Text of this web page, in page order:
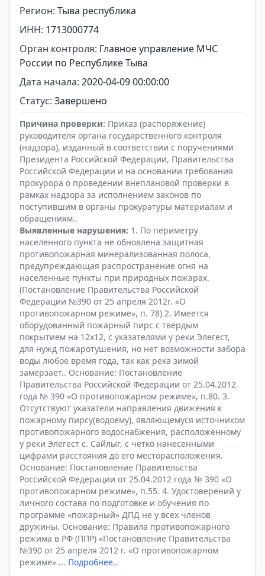
Регион: Тыва республика
ИНН: 1713000774
Орган контроля: Главное управление МЧС
России по Республике Тыва
Дата начала: 2020-04-09 00:00:00
Статус: Завершено
Причина проверки: Приказ (распоряжение)
руководителя органа государственного контроля
(надзора), изданный в соответствии с поручениями
Президента Российской Федерации, Правительства
Российской Федерации и на основании требования
прокурора о проведении внеплановой проверки в
рамках надзора за исполнением законов по
поступившим в органы прокуратуры материалам и
обращениям..
Выявленные нарушения: 1. По периметру
населенного пункта не обновлена защитная
противопожарная минерализованная полоса,
предупреждающая распространение огня на
населенные пункты при природных пожарах.
(Постановление Правительства Российской
Федерации №390 от 25 апреля 2012г. «О
противопожарном режиме», п. 78) 2. Имеется
оборудованный пожарный пирс с твердым
покрытием на 12х12, с указателями у реки Элегест,
для нужд пожаротушения, но нет возможности забора
воды любое время года, так как река зимой
замерзает.. Основание: Постановление
Правительства Российской Федерации от 25.04.2012
года № 390 «О противопожарном режиме», п.80. 3.
Отсутствуют указатели направления движения к
пожарному пирсу(водоему), являющемуся источником
противопожарного водоснабжения, расположенному
у реки Элегест с. Сайлыг, с четко нанесенными
цифрами расстояния до его месторасположения.
Основание: Постановление Правительства
Российской Федерации от 25.04.2012 года № 390 «О
противопожарном режиме», п.55. 4. Удостоверений у
личного состава по подготовке и обучения по
программе «пожарный» ДПД не у всех членов
дружины. Основание: Правила противопожарного
режима в РФ (ППР) «Постановление Правительства
№390 от 25 апреля 2012 г. «О противопожарном
режиме» ... Подробнее..